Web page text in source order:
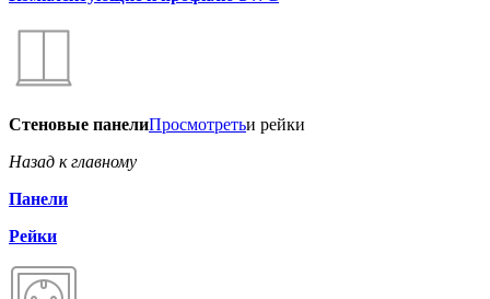
Стеновые панелиПросмотретьи рейки
Назад к главному
Панели
Рейки